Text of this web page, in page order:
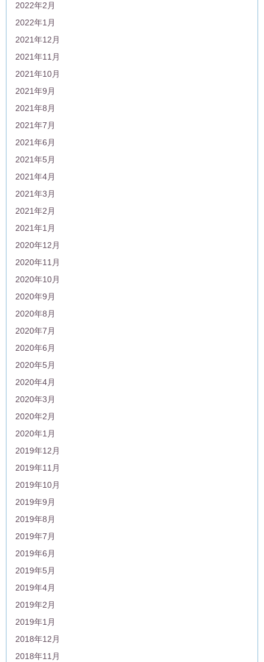
2022年2月
2022年1月
2021年12月
2021年11月
2021年10月
2021年9月
2021年8月
2021年7月
2021年6月
2021年5月
2021年4月
2021年3月
2021年2月
2021年1月
2020年12月
2020年11月
2020年10月
2020年9月
2020年8月
2020年7月
2020年6月
2020年5月
2020年4月
2020年3月
2020年2月
2020年1月
2019年12月
2019年11月
2019年10月
2019年9月
2019年8月
2019年7月
2019年6月
2019年5月
2019年4月
2019年2月
2019年1月
2018年12月
2018年11月